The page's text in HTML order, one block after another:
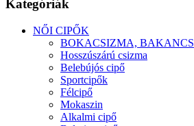
Kategóriák
NŐI CIPŐK
BOKACSIZMA, BAKANCS
Hosszúszárú csizma
Belebújós cipő
Sportcipők
Félcipő
Mokaszin
Alkalmi cipő